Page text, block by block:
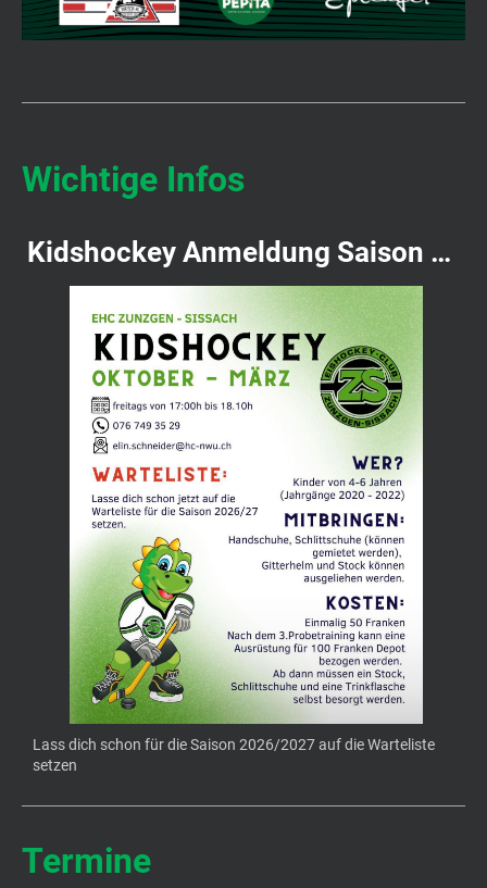
Wichtige Infos
Kidshockey Anmeldung Saison 2026/2027
Lass dich schon für die Saison 2026/2027 auf die Warteliste
setzen
Termine